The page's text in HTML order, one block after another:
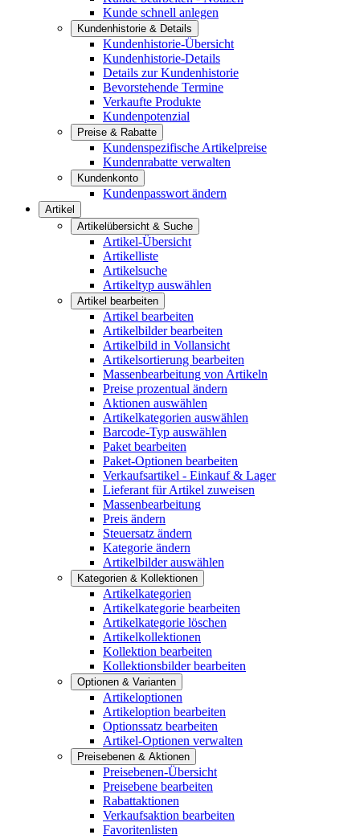
Kunde schnell anlegen
Kundenhistorie & Details
Kundenhistorie-Übersicht
Kundenhistorie-Details
Details zur Kundenhistorie
Bevorstehende Termine
Verkaufte Produkte
Kundenpotenzial
Preise & Rabatte
Kundenspezifische Artikelpreise
Kundenrabatte verwalten
Kundenkonto
Kundenpasswort ändern
Artikel
Artikelübersicht & Suche
Artikel-Übersicht
Artikelliste
Artikelsuche
Artikeltyp auswählen
Artikel bearbeiten
Artikel bearbeiten
Artikelbilder bearbeiten
Artikelbild in Vollansicht
Artikelsortierung bearbeiten
Massenbearbeitung von Artikeln
Preise prozentual ändern
Aktionen auswählen
Artikelkategorien auswählen
Barcode-Typ auswählen
Paket bearbeiten
Paket-Optionen bearbeiten
Verkaufsartikel - Einkauf & Lager
Lieferant für Artikel zuweisen
Massenbearbeitung
Preis ändern
Steuersatz ändern
Kategorie ändern
Artikelbilder auswählen
Kategorien & Kollektionen
Artikelkategorien
Artikelkategorie bearbeiten
Artikelkategorie löschen
Artikelkollektionen
Kollektion bearbeiten
Kollektionsbilder bearbeiten
Optionen & Varianten
Artikeloptionen
Artikeloption bearbeiten
Optionssatz bearbeiten
Artikel-Optionen verwalten
Preisebenen & Aktionen
Preisebenen-Übersicht
Preisebene bearbeiten
Rabattaktionen
Verkaufsaktion bearbeiten
Favoritenlisten